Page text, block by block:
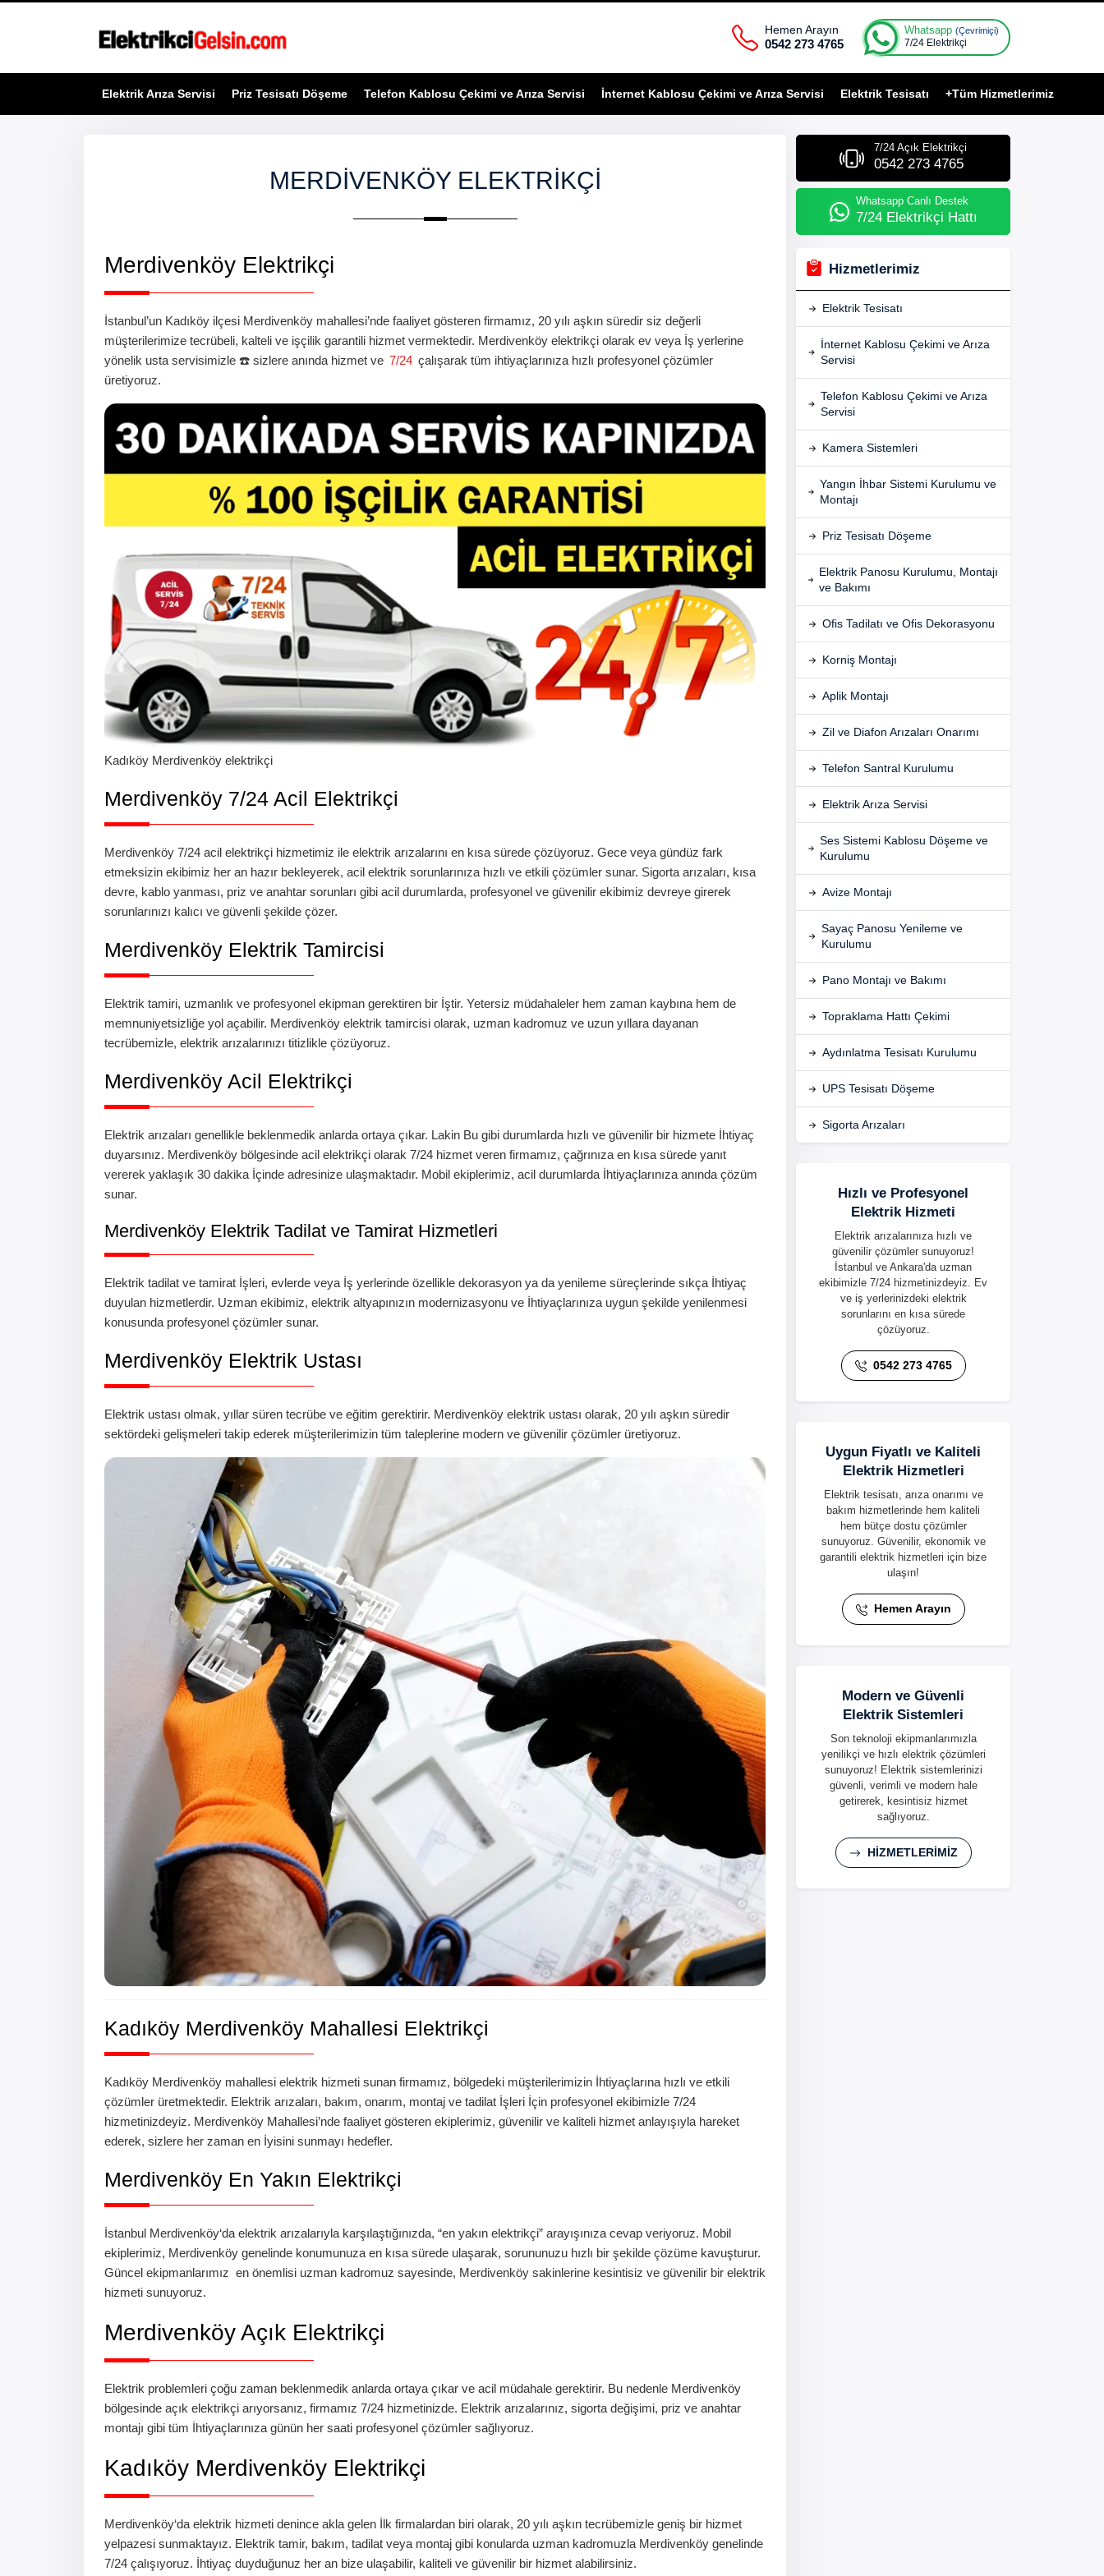
Hemen Arayın
0542 273 4765
Whatsapp (Çevrimiçi)
7/24 Elektrikçi
Elektrik Arıza Servisi Priz Tesisatı Döşeme Telefon Kablosu Çekimi ve Arıza Servisi İnternet Kablosu Çekimi ve Arıza Servisi Elektrik Tesisatı +Tüm Hizmetlerimiz
MERDIVENKÖY ELEKTRIKÇI
Merdivenköy Elektrikçi
İstanbul’un Kadıköy ilçesi Merdivenköy mahallesi’nde faaliyet gösteren firmamız, 20 yılı aşkın süredir siz değerli
müşterilerimize tecrübeli, kalteli ve işçilik garantili hizmet vermektedir. Merdivenköy elektrikçi olarak ev veya İş yerlerine
yönelik usta servisimizle ☎️ sizlere anında hizmet ve 7/24 çalışarak tüm ihtiyaçlarınıza hızlı profesyonel çözümler
üretiyoruz.
Kadıköy Merdivenköy elektrikçi
Merdivenköy 7/24 Acil Elektrikçi
Merdivenköy 7/24 acil elektrikçi hizmetimiz ile elektrik arızalarını en kısa sürede çözüyoruz. Gece veya gündüz fark
etmeksizin ekibimiz her an hazır bekleyerek, acil elektrik sorunlarınıza hızlı ve etkili çözümler sunar. Sigorta arızaları, kısa
devre, kablo yanması, priz ve anahtar sorunları gibi acil durumlarda, profesyonel ve güvenilir ekibimiz devreye girerek
sorunlarınızı kalıcı ve güvenli şekilde çözer.
Merdivenköy Elektrik Tamircisi
Elektrik tamiri, uzmanlık ve profesyonel ekipman gerektiren bir İştir. Yetersiz müdahaleler hem zaman kaybına hem de
memnuniyetsizliğe yol açabilir. Merdivenköy elektrik tamircisi olarak, uzman kadromuz ve uzun yıllara dayanan
tecrübemizle, elektrik arızalarınızı titizlikle çözüyoruz.
Merdivenköy Acil Elektrikçi
Elektrik arızaları genellikle beklenmedik anlarda ortaya çıkar. Lakin Bu gibi durumlarda hızlı ve güvenilir bir hizmete İhtiyaç
duyarsınız. Merdivenköy bölgesinde acil elektrikçi olarak 7/24 hizmet veren firmamız, çağrınıza en kısa sürede yanıt
vererek yaklaşık 30 dakika İçinde adresinize ulaşmaktadır. Mobil ekiplerimiz, acil durumlarda İhtiyaçlarınıza anında çözüm
sunar.
Merdivenköy Elektrik Tadilat ve Tamirat Hizmetleri
Elektrik tadilat ve tamirat İşleri, evlerde veya İş yerlerinde özellikle dekorasyon ya da yenileme süreçlerinde sıkça İhtiyaç
duyulan hizmetlerdir. Uzman ekibimiz, elektrik altyapınızın modernizasyonu ve İhtiyaçlarınıza uygun şekilde yenilenmesi
konusunda profesyonel çözümler sunar.
Merdivenköy Elektrik Ustası
Elektrik ustası olmak, yıllar süren tecrübe ve eğitim gerektirir. Merdivenköy elektrik ustası olarak, 20 yılı aşkın süredir
sektördeki gelişmeleri takip ederek müşterilerimizin tüm taleplerine modern ve güvenilir çözümler üretiyoruz.
Kadıköy Merdivenköy Mahallesi Elektrikçi
Kadıköy Merdivenköy mahallesi elektrik hizmeti sunan firmamız, bölgedeki müşterilerimizin İhtiyaçlarına hızlı ve etkili
çözümler üretmektedir. Elektrik arızaları, bakım, onarım, montaj ve tadilat İşleri İçin profesyonel ekibimizle 7/24
hizmetinizdeyiz. Merdivenköy Mahallesi’nde faaliyet gösteren ekiplerimiz, güvenilir ve kaliteli hizmet anlayışıyla hareket
ederek, sizlere her zaman en İyisini sunmayı hedefler.
Merdivenköy En Yakın Elektrikçi
İstanbul Merdivenköy‘da elektrik arızalarıyla karşılaştığınızda, “en yakın elektrikçi” arayışınıza cevap veriyoruz. Mobil
ekiplerimiz, Merdivenköy genelinde konumunuza en kısa sürede ulaşarak, sorununuzu hızlı bir şekilde çözüme kavuşturur.
Güncel ekipmanlarımız en önemlisi uzman kadromuz sayesinde, Merdivenköy sakinlerine kesintisiz ve güvenilir bir elektrik
hizmeti sunuyoruz.
MerdivenköyAçık Elektrikçi
Elektrik problemleri çoğu zaman beklenmedik anlarda ortaya çıkar ve acil müdahale gerektirir. Bu nedenle Merdivenköy
bölgesinde açık elektrikçi arıyorsanız, firmamız 7/24 hizmetinizde. Elektrik arızalarınız, sigorta değişimi, priz ve anahtar
montajı gibi tüm İhtiyaçlarınıza günün her saati profesyonel çözümler sağlıyoruz.
Kadıköy Merdivenköy Elektrikçi
Merdivenköy‘da elektrik hizmeti denince akla gelen İlk firmalardan biri olarak, 20 yılı aşkın tecrübemizle geniş bir hizmet
yelpazesi sunmaktayız. Elektrik tamir, bakım, tadilat veya montaj gibi konularda uzman kadromuzla Merdivenköy genelinde
7/24 çalışıyoruz. İhtiyaç duyduğunuz her an bize ulaşabilir, kaliteli ve güvenilir bir hizmet alabilirsiniz.
7/24 Açık Elektrikçi
0542 273 4765
Whatsapp Canlı Destek
7/24 Elektrikçi Hattı
Hizmetlerimiz
Elektrik Tesisatı
İnternet Kablosu Çekimi ve Arıza
Servisi
Telefon Kablosu Çekimi ve Arıza
Servisi
Kamera Sistemleri
Yangın İhbar Sistemi Kurulumu ve
Montajı
Priz Tesisatı Döşeme
Elektrik Panosu Kurulumu, Montajı
ve Bakımı
Ofis Tadilatı ve Ofis Dekorasyonu
Korniş Montajı
Aplik Montajı
Zil ve Diafon Arızaları Onarımı
Telefon Santral Kurulumu
Elektrik Arıza Servisi
Ses Sistemi Kablosu Döşeme ve
Kurulumu
Avize Montajı
Sayaç Panosu Yenileme ve
Kurulumu
Pano Montajı ve Bakımı
Topraklama Hattı Çekimi
Aydınlatma Tesisatı Kurulumu
UPS Tesisatı Döşeme
Sigorta Arızaları
Hızlı ve Profesyonel
Elektrik Hizmeti
Elektrik arızalarınıza hızlı ve
güvenilir çözümler sunuyoruz!
İstanbul ve Ankara'da uzman
ekibimizle 7/24 hizmetinizdeyiz. Ev
ve iş yerlerinizdeki elektrik
sorunlarını en kısa sürede
çözüyoruz.
0542 273 4765
Uygun Fiyatlı ve Kaliteli
Elektrik Hizmetleri
Elektrik tesisatı, arıza onarımı ve
bakım hizmetlerinde hem kaliteli
hem bütçe dostu çözümler
sunuyoruz. Güvenilir, ekonomik ve
garantili elektrik hizmetleri için bize
ulaşın!
Hemen Arayın
Modern ve Güvenli
Elektrik Sistemleri
Son teknoloji ekipmanlarımızla
yenilikçi ve hızlı elektrik çözümleri
sunuyoruz! Elektrik sistemlerinizi
güvenli, verimli ve modern hale
getirerek, kesintisiz hizmet
sağlıyoruz.
HİZMETLERİMİZ